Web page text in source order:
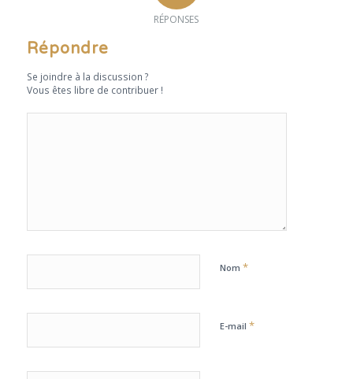
RÉPONSES
Répondre
Se joindre à la discussion ?
Vous êtes libre de contribuer !
Nom *
E-mail *